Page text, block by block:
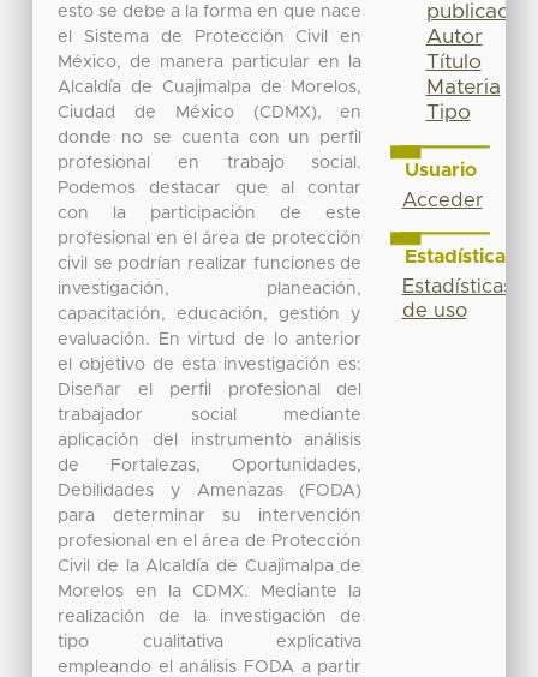
esto se debe a la forma en que nace
el Sistema de Protección Civil en
México, de manera particular en la
Alcaldía de Cuajimalpa de Morelos,
Ciudad de México (CDMX), en
donde no se cuenta con un perfil
profesional en trabajo social.
Podemos destacar que al contar
con la participación de este
profesional en el área de protección
civil se podrían realizar funciones de
investigación, planeación,
capacitación, educación, gestión y
evaluación. En virtud de lo anterior
el objetivo de esta investigación es:
Diseñar el perfil profesional del
trabajador social mediante
aplicación del instrumento análisis
de Fortalezas, Oportunidades,
Debilidades y Amenazas (FODA)
para determinar su intervención
profesional en el área de Protección
Civil de la Alcaldía de Cuajimalpa de
Morelos en la CDMX. Mediante la
realización de la investigación de
tipo cualitativa explicativa
empleando el análisis FODA a partir
publicación
Autor
Título
Materia
Tipo
Usuario
Acceder
Estadísticas
Estadísticas
de uso